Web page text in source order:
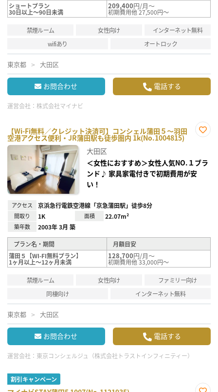
ショートプラン
30日以上～90日未満
209,400円/月～
初期費用他 27,500円～
禁煙ルーム 女性向け
インターネット無料
wifiあり
オートロック
東京都 大田区
お問合わせ 電話する
運営会社： 株式会社マイナビ
【Wi-Fi無料／クレジット決済可】コンシェル蒲田５～羽田
空港アクセス便利・JR蒲田駅も徒歩圏内 1k(No.1004815)
録
大田区
＜女性におすすめ＞女性人気NO.１ブラ
ンド♪ 家具家電付きで初期費用が安
い！
アクセス 京浜急行電鉄空港線「京急蒲田駅」徒歩8分
間取り 1K 面積 22.07m²
築年数 2003年 3月 築
プラン名・期間
月額目安
蒲田５【WI-FI無料プラン】
1ヶ月以上～12ヶ月未満
128,700円/月～
初期費用他 33,000円～
禁煙ルーム 女性向け
ファミリー向け
同棲向け
インターネット無料
東京都 大田区
お問合わせ 電話する
運営会社： 東京コンシェルジュ（株式会社トラストインフィニティー）
割引キャンペーン